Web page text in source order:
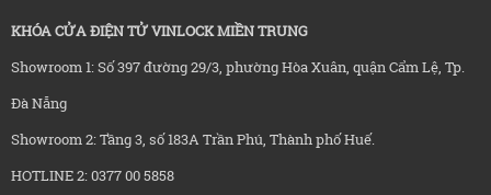
KHÓA CỬA ĐIỆN TỬ VINLOCK MIỀN TRUNG
Showroom 1: Số 397 đường 29/3, phường Hòa Xuân, quận Cẩm Lệ, Tp.
Đà Nẵng
Showroom 2: Tầng 3, số 183A Trần Phú, Thành phố Huế.
HOTLINE 2: 0377 00 5858